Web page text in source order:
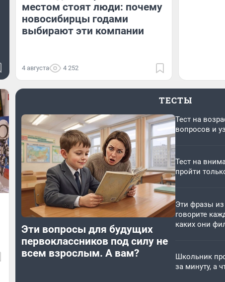
местом стоят люди: почему
новосибирцы годами
выбирают эти компании
4 августа 4 252
ТЕСТЫ
Эти вопросы для будущих
первоклассников под силу не
всем взрослым. А вам?
Тест на
вопросов и
Тест на
пройти
Эти фразы
говорите
каких они
Школьник
за минуту, а